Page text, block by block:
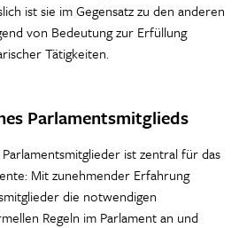
ist sie im Gegensatz zu den anderen
von Bedeutung zur Erfüllung
Tätigkeiten.
Parlamentsmitglieds
ist zentral für das
Mit zunehmender Erfahrung
die notwendigen
Regeln im Parlament an und